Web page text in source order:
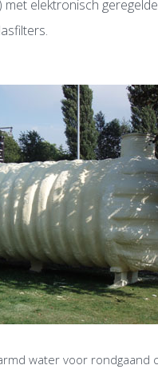
elektronisch geregelde
water voor rondgaand